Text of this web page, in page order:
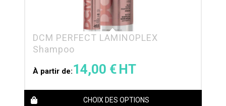
DCM PERFECT LAMINOPLEX
Shampoo
À partir de:14,00 €
CHOIX DES OPTIONS